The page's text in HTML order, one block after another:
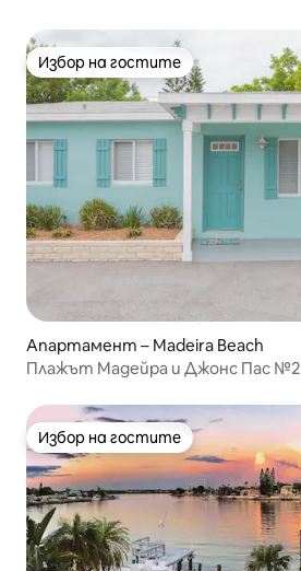
Избор на гостите
Избор на гостите
Апартамент – Madeira Beach
Плажът Мадейра и Джонс Пас №2
Избор на гостите
Избор на гостите